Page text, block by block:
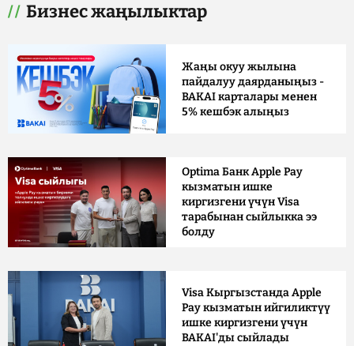
Бизнес жаңылыктар
Жаңы окуу жылына
пайдалуу даярданыңыз -
BAKAI карталары менен
5% кешбэк алыңыз
Optima Банк Apple Pay
кызматын ишке
киргизгени үчүн Visa
тарабынан сыйлыкка ээ
болду
Visa Кыргызстанда Apple
Pay кызматын ийгиликтүү
ишке киргизгени үчүн
BAKAI'ды сыйлады